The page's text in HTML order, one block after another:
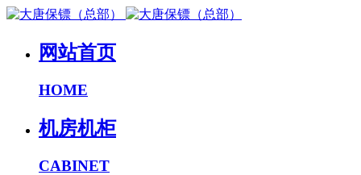
网站首页
HOME
机房机柜
CABINET